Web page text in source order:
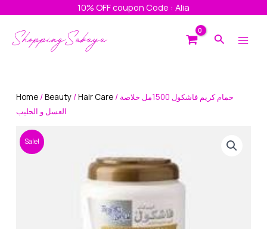
content
10% OFF coupon Code : Alia
Search
Home/Beauty/Hair Care/ حمام كريم فاشكول 1500مل خلاصة
العسل و الحليب
Sale!